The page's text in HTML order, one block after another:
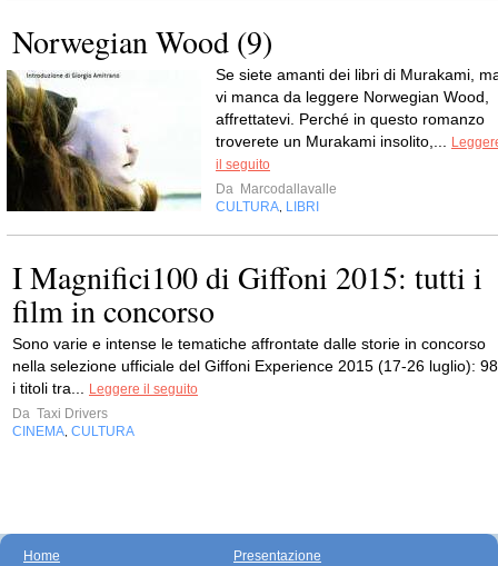
Norwegian Wood (9)
Se siete amanti dei libri di Murakami,
vi manca da leggere Norwegian Wood,
affrettatevi. Perché in questo romanzo
troverete un Murakami insolito,...
il seguito
Da Marcodallavalle
CULTURA LIBRI
I Magnifici100 di Giffoni 2015: tutti i
film in concorso
Sono varie e intense le tematiche affrontate dalle storie in concorso
nella selezione ufficiale del Giffoni Experience 2015 (17-26 luglio): 98
i titoli tra...
Leggere il seguito
Da Taxi Drivers
CINEMA CULTURA
Home Presentazione